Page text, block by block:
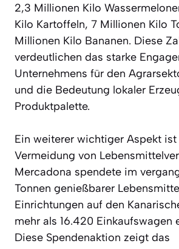
2,3 Millionen Kilo
Kilo Kartoffeln, 7 Millionen Kilo
Millionen Kilo Bananen. Diese
verdeutlichen das starke
Unternehmens für den
und die Bedeutung lokaler
Produktpalette.
Ein weiterer wichtiger Aspekt
Vermeidung von
Mercadona spendete im
Tonnen genießbarer
Einrichtungen auf den
mehr als 16.420 Einkaufswagen
Diese Spendenaktion zeigt das